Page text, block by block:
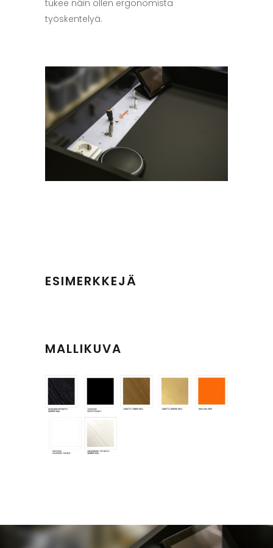
tukee näin ollen ergonomista
työskentelyä.
ESIMERKKEJÄ
MALLIKUVA